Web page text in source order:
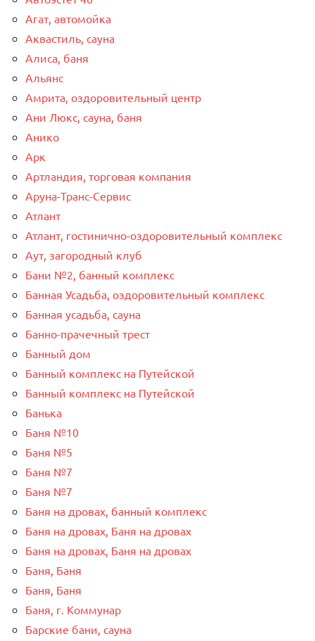
Агат, автомойка
Аквастиль, сауна
Алиса, баня
Альянс
Амрита, оздоровительный центр
Ани Люкс, сауна, баня
Анико
Арк
Артландия, торговая компания
Аруна-Транс-Сервис
Атлант
Атлант, гостинично-оздоровительный комплекс
Аут, загородный клуб
Бани №2, банный комплекс
Банная Усадьба, оздоровительный комплекс
Банная усадьба, сауна
Банно-прачечный трест
Банный дом
Банный комплекс на Путейской
Банный комплекс на Путейской
Банька
Баня №10
Баня №5
Баня №7
Баня №7
Баня на дровах, банный комплекс
Баня на дровах, Баня на дровах
Баня на дровах, Баня на дровах
Баня, Баня
Баня, Баня
Баня, г. Коммунар
Барские бани, сауна